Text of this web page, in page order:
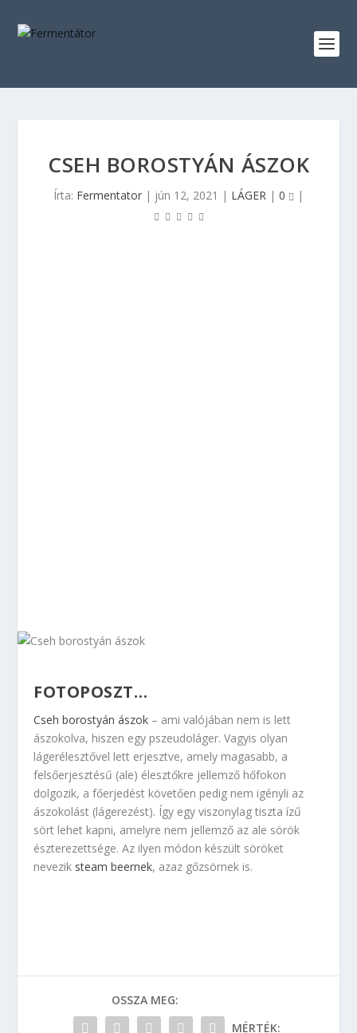
CSEH BOROSTYÁN ÁSZOK
Írta: Fermentator | jún 12, 2021 | LÁGER | 0 |
FOTOPOSZT…
Cseh borostyán ászok – ami valójában nem is lett
ászokolva, hiszen egy pszeudoláger. Vagyis olyan
lágerélesztővel lett erjesztve, amely magasabb, a
felsőerjesztésű (ale) élesztőkre jellemző hőfokon
dolgozik, a főerjedést követően pedig nem igényli az
ászokolást (lágerezést). Így egy viszonylag tiszta ízű
sört lehet kapni, amelyre nem jellemző az ale sörök
észterezettsége. Az ilyen módon készült söröket
nevezik steam beernek, azaz gőzsörnek is.
OSSZA MEG:
MÉRTÉK: